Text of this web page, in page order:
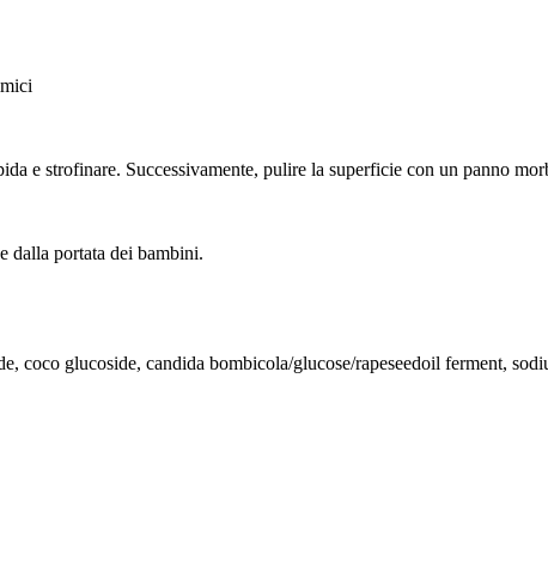
e strofinare. Successivamente, pulire la superficie con un panno
dalla portata dei bambini.
coco glucoside, candida bombicola/glucose/rapeseedoil ferment,